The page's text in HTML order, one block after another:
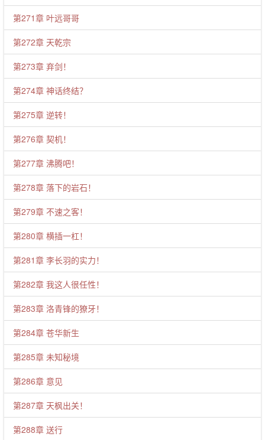
第271章 叶远哥哥
第272章 天乾宗
第273章 弃剑！
第274章 神话终结？
第275章 逆转！
第276章 契机！
第277章 沸腾吧！
第278章 落下的岩石！
第279章 不速之客！
第280章 横插一杠！
第281章 李长羽的实力！
第282章 我这人很任性！
第283章 洛青锋的獠牙！
第284章 苍华新生
第285章 未知秘境
第286章 意见
第287章 天枫出关！
第288章 送行